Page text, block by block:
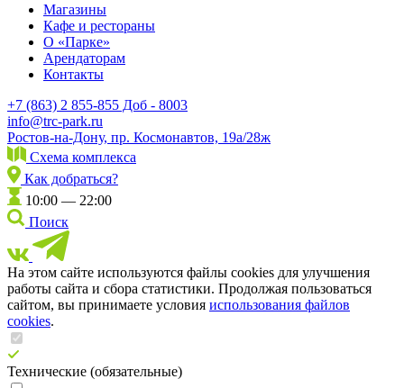
Магазины
Кафе и рестораны
О «Парке»
Арендаторам
Контакты
+7 (863) 2 855-855 Доб - 8003
info@trc-park.ru
Ростов-на-Дону, пр. Космонавтов, 19а/28ж
Схема комплекса
Как добраться?
10:00 — 22:00
Поиск
На этом сайте используются файлы cookies для улучшения
работы сайта и сбора статистики. Продолжая пользоваться
сайтом, вы принимаете условия использования файлов
cookies.
Технические (обязательные)